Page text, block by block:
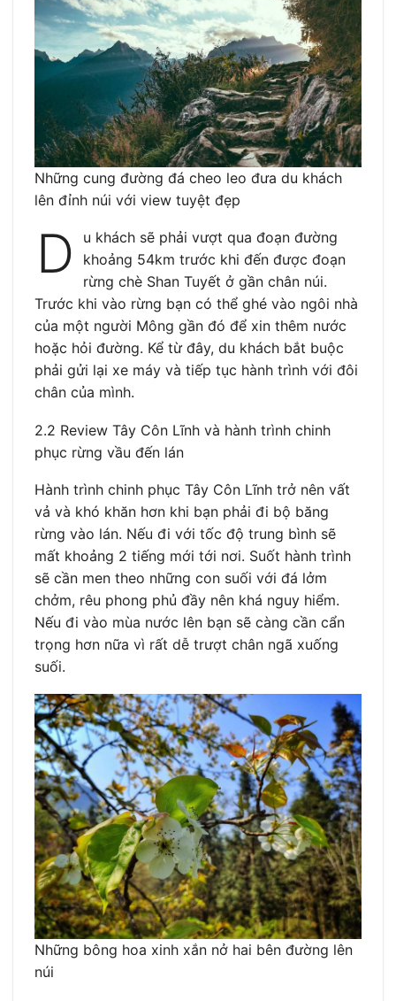
Những cung đường đá cheo leo đưa du khách
lên đỉnh núi với view tuyệt đẹp
D
u khách sẽ phải vượt qua đoạn đường
khoảng 54km trước khi đến được đoạn
rừng chè Shan Tuyết ở gần chân núi.
Trước khi vào rừng bạn có thể ghé vào ngôi nhà
của một người Mông gần đó để xin thêm nước
hoặc hỏi đường. Kể từ đây, du khách bắt buộc
phải gửi lại xe máy và tiếp tục hành trình với đôi
chân của mình.
2.2 Review Tây Côn Lĩnh và hành trình chinh
phục rừng vầu đến lán
Hành trình chinh phục Tây Côn Lĩnh trở nên vất
vả và khó khăn hơn khi bạn phải đi bộ băng
rừng vào lán. Nếu đi với tốc độ trung bình sẽ
mất khoảng 2 tiếng mới tới nơi. Suốt hành trình
sẽ cần men theo những con suối với đá lởm
chởm, rêu phong phủ đầy nên khá nguy hiểm.
Nếu đi vào mùa nước lên bạn sẽ càng cần cẩn
trọng hơn nữa vì rất dễ trượt chân ngã xuống
suối.
Những bông hoa xinh xắn nở hai bên đường lên
núi